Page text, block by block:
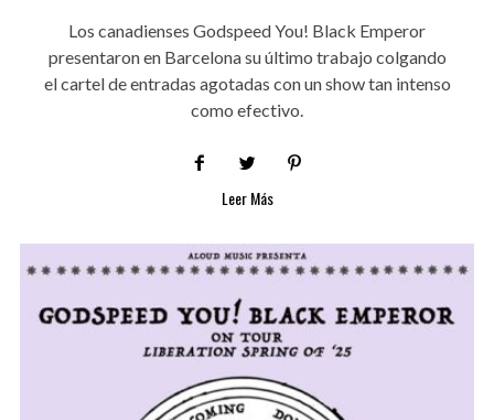
Los canadienses Godspeed You! Black Emperor
presentaron en Barcelona su último trabajo colgando
el cartel de entradas agotadas con un show tan intenso
como efectivo.
Leer Más